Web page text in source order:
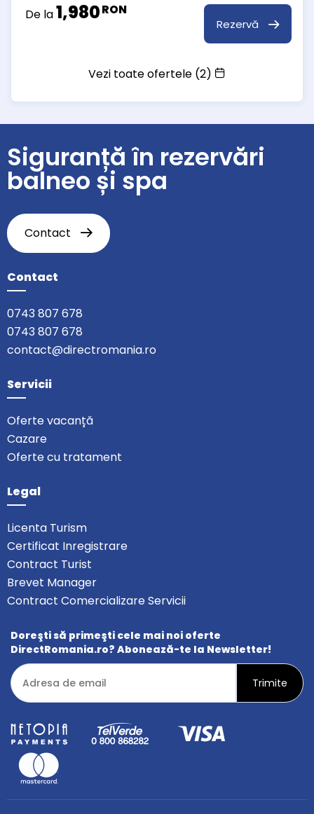
De la1,980RON
Rezervă
Vezi toate ofertele (2)
Siguranță în rezervări
balneo și spa
Contact
Contact
0743 807 678
0743 807 678
contact@directromania.ro
Servicii
Oferte vacanță
Cazare
Oferte cu tratament
Legal
Licenta Turism
Certificat Inregistrare
Contract Turist
Brevet Manager
Contract Comercializare Servicii
Doreşti să primeşti cele mai noi oferte
DirectRomania.ro? Abonează-te la Newsletter!